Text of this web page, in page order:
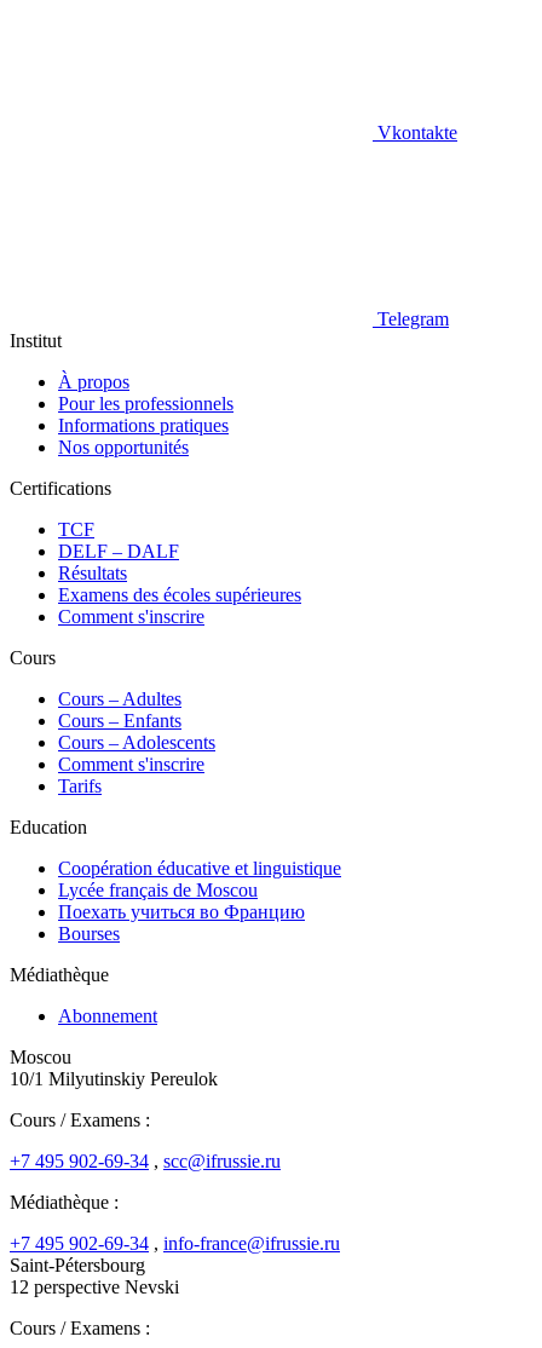
Vkontakte
Telegram
Institut
À propos
Pour les professionnels
Informations pratiques
Nos opportunités
Certifications
TCF
DELF – DALF
Résultats
Examens des écoles supérieures
Comment s'inscrire
Cours
Сours – Adultes
Cours – Enfants
Cours – Adolescents
Comment s'inscrire
Tarifs
Education
Coopération éducative et linguistique
Lycée français de Moscou
Поехать учиться во Францию
Bourses
Médiathèque
Abonnement
Moscou
10/1 Milyutinskiy Pereulok
Cours / Examens :
+7 495 902-69-34 , scc@ifrussie.ru
Médiathèque :
+7 495 902-69-34 , info-france@ifrussie.ru
Saint-Pétersbourg
12 perspective Nevski
Cours / Examens :